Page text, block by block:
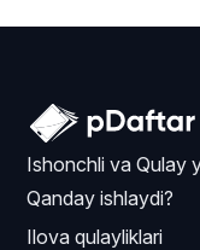
Ishonchli va Qulay
Qanday ishlaydi?
Ilova qulayliklari